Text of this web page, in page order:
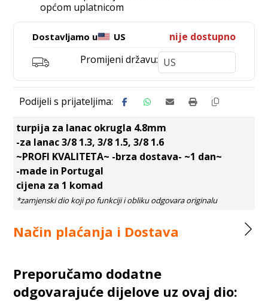
općom uplatnicom
Dostavljamo u US
nije dostupno
Promijeni državu:
turpija za lanac okrugla 4.8mm
-za lanac 3/8 1.3, 3/8 1.5, 3/8 1.6
~PROFI KVALITETA~ -brza dostava- ~1 dan~
-made in Portugal
cijena za 1 komad
Način plaćanja i Dostava
Preporučamo dodatne
odgovarajuće dijelove uz ovaj dio: